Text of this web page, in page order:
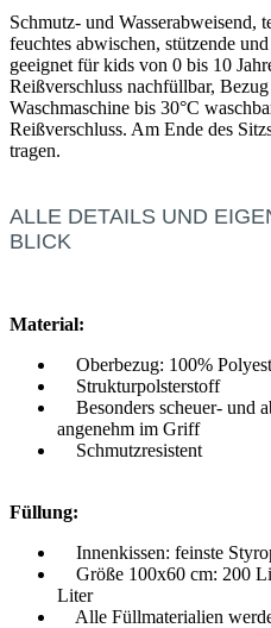
Schmutz- und Wasserabweisend,
feuchtes abwischen, stützende
geeignet für kids von 0 bis 10
Reißverschluss nachfüllbar,
Waschmaschine bis 30°C
Reißverschluss. Am Ende des
tragen.
ALLE DETAILS UND
BLICK
Material:
Oberbezug: 100%
Strukturpolsterstoff
Besonders scheuer- und
angenehm im Griff
Schmutzresistent
Füllung:
Innenkissen: feinste
Größe 100x60 cm: 200
Liter
Alle Füllmaterialien